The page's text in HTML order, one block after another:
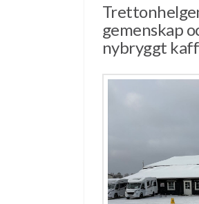
gemenskap
nybryggt